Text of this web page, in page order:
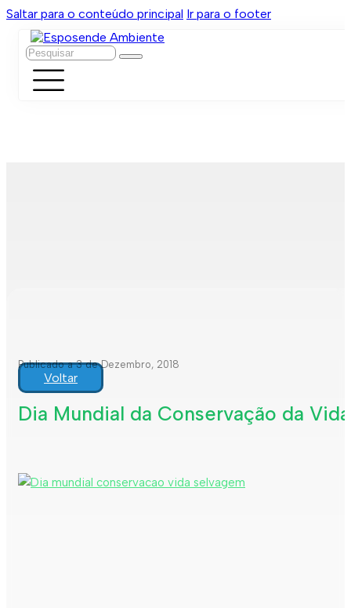
Saltar para o conteúdo principal Ir para o footer
Pesquisar
Publicado a 3 de Dezembro, 2018
Voltar
Dia Mundial da Conservação da